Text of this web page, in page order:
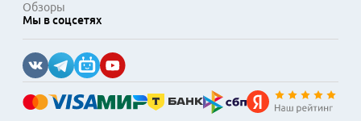
Обзоры
Мы в соцсетях